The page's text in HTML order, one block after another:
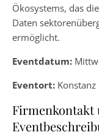
Ökosystems, das
Daten
ermöglicht.
Eventdatum:
Eventort: Konstanz
Firmenkontakt